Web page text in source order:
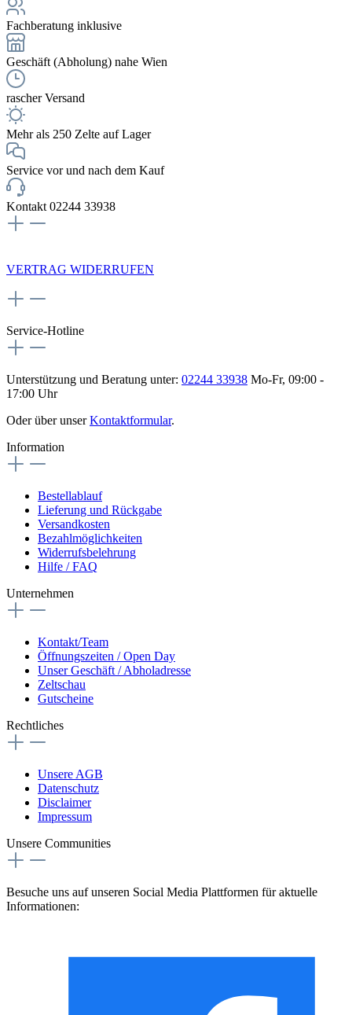
Fachberatung inklusive
Geschäft (Abholung) nahe Wien
rascher Versand
Mehr als 250 Zelte auf Lager
Service vor und nach dem Kauf
Kontakt 02244 33938
VERTRAG WIDERRUFEN
Service-Hotline
Unterstützung und Beratung unter: 02244 33938 Mo-Fr, 09:00 -
17:00 Uhr
Oder über unserKontaktformular.
Information
Bestellablauf
Lieferung und Rückgabe
Versandkosten
Bezahlmöglichkeiten
Widerrufsbelehrung
Hilfe / FAQ
Unternehmen
Kontakt/Team
Öffnungszeiten / Open Day
Unser Geschäft / Abholadresse
Zeltschau
Gutscheine
Rechtliches
Unsere AGB
Datenschutz
Disclaimer
Impressum
Unsere Communities
Besuche uns auf unseren Social Media Plattformen für aktuelle
Informationen: